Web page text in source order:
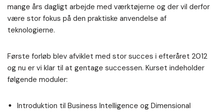
mange års dagligt arbejde med værktøjerne og der vil derfor
være stor fokus på den praktiske anvendelse af
teknologierne.
Første forløb blev afviklet med stor succes i efteråret 2012
og nu er vi klar til at gentage successen. Kurset indeholder
følgende moduler:
Introduktion til Business Intelligence og Dimensional